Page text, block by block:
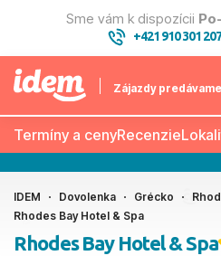
Sme vám k dispozícii
+421 910 301 207
Zájazdy
Termíny a cenyRecenzie
IDEM Dovolenka Grécko
Rhodes Bay Hotel & Spa
Rhodes Bay Hotel & Spa